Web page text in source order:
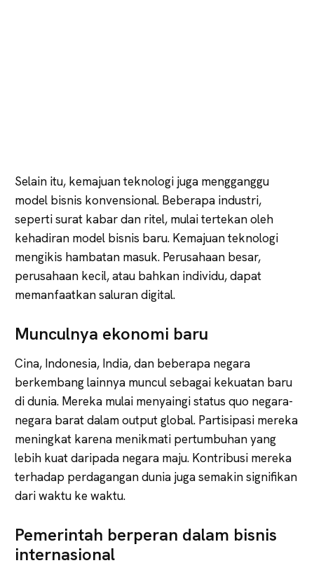
Selain itu, kemajuan teknologi juga mengganggu
model bisnis konvensional. Beberapa industri,
seperti surat kabar dan ritel, mulai tertekan oleh
kehadiran model bisnis baru. Kemajuan teknologi
mengikis hambatan masuk. Perusahaan besar,
perusahaan kecil, atau bahkan individu, dapat
memanfaatkan saluran digital.
Munculnya ekonomi baru
Cina, Indonesia, India, dan beberapa negara
berkembang lainnya muncul sebagai kekuatan baru
di dunia. Mereka mulai menyaingi status quo negara-
negara barat dalam output global. Partisipasi mereka
meningkat karena menikmati pertumbuhan yang
lebih kuat daripada negara maju. Kontribusi mereka
terhadap perdagangan dunia juga semakin signifikan
dari waktu ke waktu.
Pemerintah berperan dalam bisnis
internasional